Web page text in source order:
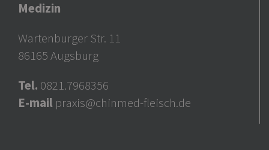
Medizin
Wartenburger Str. 11
86165 Augsburg
Tel. 0821.7968356
E-mail praxis@chinmed-fleisch.de